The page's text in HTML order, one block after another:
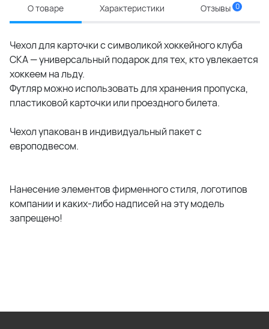
О товаре Характеристики Отзывы 0
Чехол для карточки с символикой хоккейного клуба
СКА — универсальный подарок для тех, кто увлекается
хоккеем на льду.
Футляр можно использовать для хранения пропуска,
пластиковой карточки или проездного билета.
Чехол упакован в индивидуальный пакет с
европодвесом.
Нанесение элементов фирменного стиля, логотипов
компании и каких-либо надписей на эту модель
запрещено!